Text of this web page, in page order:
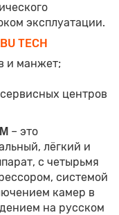
эксплуатации.
TECH
и манжет;
центров
– это
лёгкий и
с четырьмя
системой
камер в
на русском